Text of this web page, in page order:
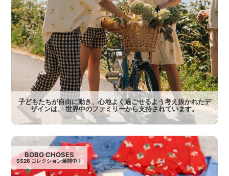
子どもたちが自由に動き、心地よく過ごせるよう考え抜かれたデ
ザインは、 世界中のファミリーから支持されています。
BOBO CHOSES
SS26 コレクション展開中！